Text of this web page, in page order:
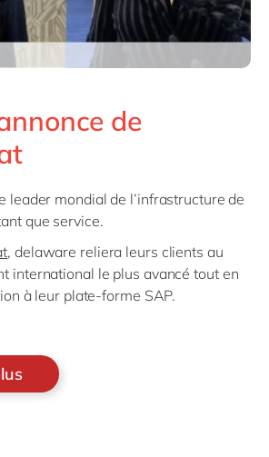
de
leader mondial de l’infrastructure de
que service.
, delaware reliera leurs clients au
international le plus avancé tout en
à leur plate-forme SAP.